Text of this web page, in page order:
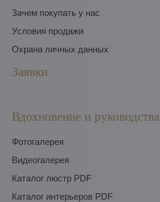
Зачем покупать у нас
Условия продажи
Охрана личных данных
Заявки
Вдохновение и руководства
Фотогалерея
Видеогалерея
Каталог люстр PDF
Каталог интерьеров PDF